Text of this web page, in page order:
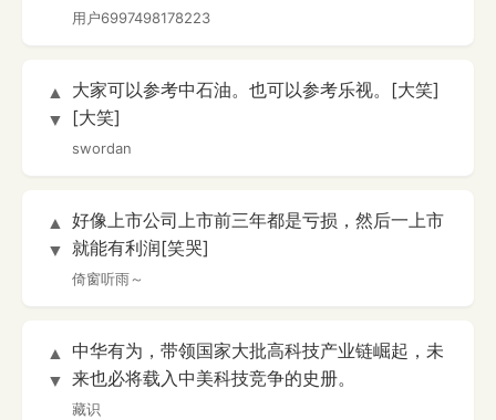
用户6997498178223
▲
▼
大家可以参考中石油。也可以参考乐视。[大笑]
[大笑]
swordan
▲
▼
好像上市公司上市前三年都是亏损，然后一上市
就能有利润[笑哭]
倚窗听雨～
▲
▼
中华有为，带领国家大批高科技产业链崛起，未
来也必将载入中美科技竞争的史册。
藏识